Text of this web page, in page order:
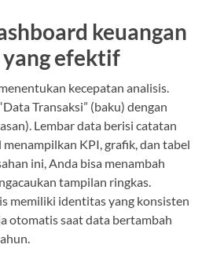
keuangan
yang efektif
kecepatan analisis.
Transaksi” (baku) dengan
Lembar data berisi catatan
KPI, grafik, dan tabel
ini, Anda bisa menambah
tampilan ringkas.
memiliki identitas yang konsisten
otomatis saat data bertambah